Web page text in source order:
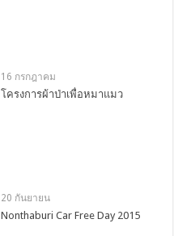
16 กรกฎาคม
โครงการผ้าป่าเพื่อหมาแมว
20 กันยายน
Nonthaburi Car Free Day 2015